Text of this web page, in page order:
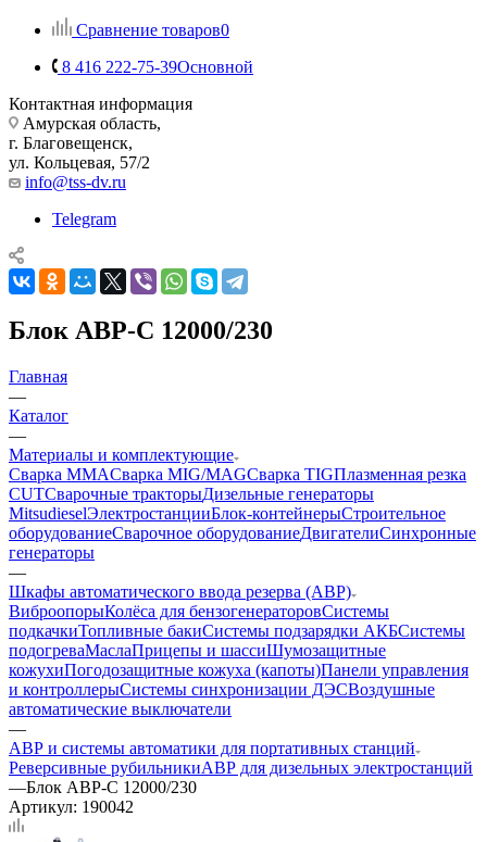
Сравнение товаров0
8 416 222-75-39Основной
Контактная информация
Амурская область,
г. Благовещенск,
ул. Кольцевая, 57/2
info@tss-dv.ru
Telegram
Блок АВР-С 12000/230
Главная
—
Каталог
—
Материалы и комплектующие
Сварка MMAСварка MIG/MAGСварка TIGПлазменная резка
CUTСварочные тракторыДизельные генераторы
MitsudieselЭлектростанцииБлок-контейнерыСтроительное
оборудованиеСварочное оборудованиеДвигателиСинхронные
генераторы
—
Шкафы автоматического ввода резерва (АВР)
ВиброопорыКолёса для бензогенераторовСистемы
подкачкиТопливные бакиСистемы подзарядки АКБСистемы
подогреваМаслаПрицепы и шассиШумозащитные
кожухиПогодозащитные кожуха (капоты)Панели управления
и контроллерыСистемы синхронизации ДЭСВоздушные
автоматические выключатели
—
АВР и системы автоматики для портативных станций
Реверсивные рубильникиАВР для дизельных электростанций
—Блок АВР-С 12000/230
Артикул: 190042